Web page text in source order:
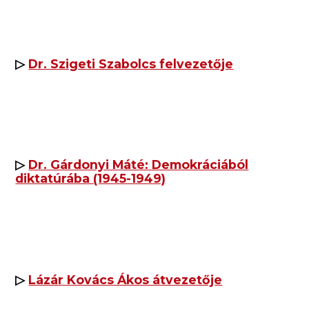
▷ Dr. Szigeti Szabolcs felvezetője
▷ Dr. Gárdonyi Máté: Demokráciából
diktatúrába (1945-1949)
▷ Lázár Kovács Ákos átvezetője